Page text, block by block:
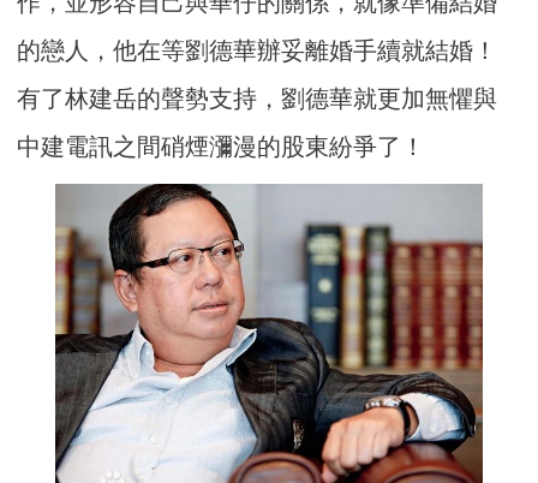
的戀人，他在等劉德華辦妥離婚手續就結婚！
有了林建岳的聲勢支持，劉德華就更加無懼與
中建電訊之間硝煙瀰漫的股東紛爭了！